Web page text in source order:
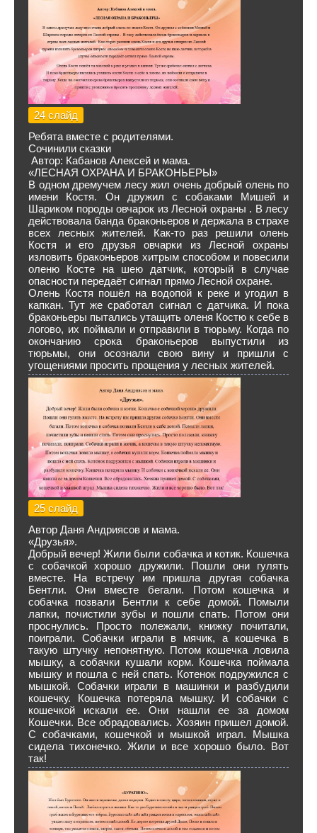
24 слайд
Ребята вместе с родителями.
Сочинили сказки
Автор: Кабанов Алексей и мама.
«ЛЕСНАЯ ОХРАНА И БРАКОНЬЕРЫ»
В одном дремучем лесу жил очень добрый олень по
имени Костя. Он дружил с собаками Мишей и
Шариком породы овчарок из Лесной охраны . В лесу
действовала банда браконьеров и держала в страхе
всех лесных жителей. Как-то раз решили олень
Костя и его друзья овчарки из Лесной охраны
изловить браконьеров хитрым способом и повесили
оленю Косте на шею датчик, который в случае
опасности передаёт сигнал прямо Лесной охране.
Олень Костя пошёл на водопой к реке и угодил в
капкан. Тут же сработал сигнал с датчика. И пока
браконьеры пытались утащить оленя Костю к себе в
логово, их поймали и отправили в тюрьму. Когда по
окончанию срока браконьеров выпустили из
тюрьмы, они осознали свою вину и пришли с
угощениями просить прощения у лесных жителей.
25 слайд
Автор Даня Андриясов и мама.
«Друзья».
Добрый вечер! Жили были собачка и котик. Кошечка
с собачкой хорошо дружили. Пошли они гулять
вместе. На встречу им пришла другая собачка
Бентли. Они вместе бегали. Потом кошечка и
собачка позвали Бентли к себе домой. Помыли
лапки, почистили зубы и пошли спать. Потом они
проснулись. Просто полежали, книжку почитали,
поиграли. Собачки играли в мячик, а кошечка в
такую штучку непонятную. Потом кошечка ловила
мышку, а собачки кушали корм. Кошечка поймала
мышку и пошла с ней спать. Котенок подружился с
мышкой. Собачки играли в машинки и разбудили
кошечку. Кошечка потеряла мышку. И собачки с
кошечкой искали ее. Они нашли ее за домом
Кошечки. Все обрадовались. Хозяин пришел домой.
С собачками, кошечкой и мышкой играл. Мышка
сидела тихонечко. Жили и все хорошо было. Вот
так!